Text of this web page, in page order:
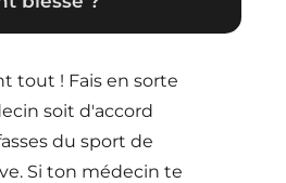
tout ! Fais en sorte
soit d'accord
du sport de
Si ton médecin te